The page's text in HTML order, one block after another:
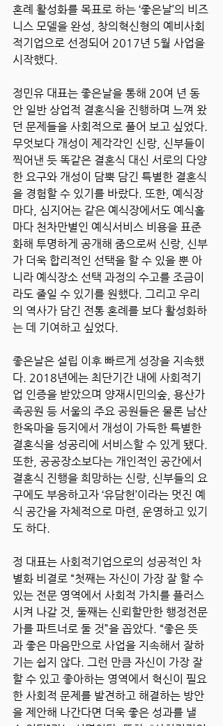
혼례 활성화를 목표로 하는 ‘좋은날’의 비즈
니스 모델을 완성, 창의혁신형의 예비사회
적기업으로 선정되어 2017년 5월 사업을
시작했다.
정민유 대표는 좋은날을 통해 20여 년 동
안 일반 상업적 결혼식을 진행하며 느껴 왔
던 문제들을 사회적으로 풀어 보고 싶었다.
무엇보다 개성이 제각각인 신랑, 신부들이
찍어낸 듯 똑같은 결혼식 대신 서로의 다양
한 요구와 개성이 담뿍 담긴 특별한 결혼식
을 경험할 수 있기를 바랐다. 또한, 예식장
마다, 심지어는 같은 예식장에서도 예식홀
마다 천차만별인 예식서비스 비용을 표준
화해 투명하게 공개해 줌으로써 신랑, 신부
가 더욱 합리적인 선택을 할 수 있을 뿐 아
니라 예식장소 선택 과정의 수고를 조금이
라도 줄일 수 있기를 원했다. 그리고 우리
의 역사가 담긴 전통 혼례를 보다 활성화하
는 데 기여하고 싶었다.
좋은날은 설립 이후 빠르게 성장을 지속했
다. 2018년에는 최단기간 내에 사회적기
업 인증을 받았으며 양재시민의숲, 용산가
족공원 등 서울의 주요 공원들은 물론 남산
한옥마을 등지에서 개성이 가득한 특별한
결혼식을 성공리에 서비스할 수 있게 됐다.
또한, 공공장소보다는 개인적인 공간에서
결혼식 진행을 희망하는 신랑, 신부들의 요
구에도 부응하고자 ‘유담헌’이라는 멋진 예
식 공간을 자체적으로 마련, 운영하고 있기
도 하다.
정 대표는 사회적기업으로의 성공적인 차
별화 비결로 “첫째는 자신이 가장 잘 할 수
있는 전문 영역에서 사회적 가치를 플러스
시켜 나갈 것, 둘째는 신뢰할만한 행정전문
가를 파트너로 둘 것”을 꼽았다. “좋은 뜻
과 좋은 마음만으로 사업을 지속해서 잘하
기는 쉽지 않다. 그런 만큼 자신이 가장 잘
할 수 있고 좋아하는 영역에서 혁신이 필요
한 사회적 문제를 발견하고 해결하는 방안
을 제안해 나간다면 더욱 좋은 성과를 낼